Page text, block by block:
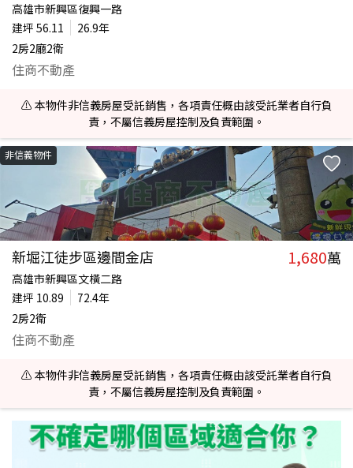
高雄市新興區復興一路
建坪 56.11
26.9年
2房2廳2衛
住商不動產
⚠️ 本物件非信義房屋受託銷售，各項責任概由該受託業者自行負
責，不屬信義房屋控制及負責範圍。
非信義物件
新堀江徒步區邊間金店 1,680萬
高雄市新興區文橫二路
建坪 10.89
72.4年
2房2衛
住商不動產
⚠️ 本物件非信義房屋受託銷售，各項責任概由該受託業者自行負
責，不屬信義房屋控制及負責範圍。